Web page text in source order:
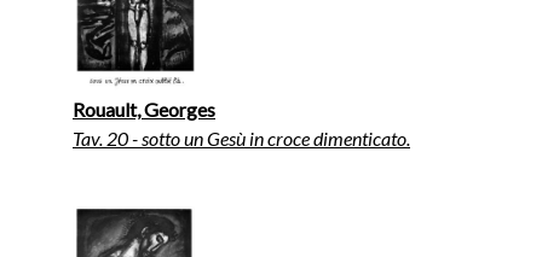
Rouault, Georges
Tav. 20 - sotto un Gesù in croce dimenticato.